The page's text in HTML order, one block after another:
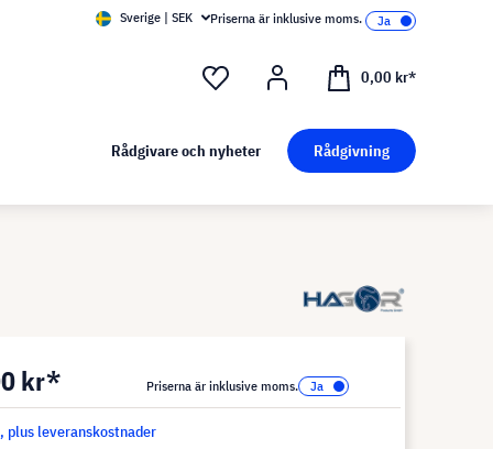
Sverige | SEK Priserna är inklusive moms.
0,00 kr*
Rådgivare och nyheter Rådgivning
kr* Priserna är inklusive moms.
plus leveranskostnader